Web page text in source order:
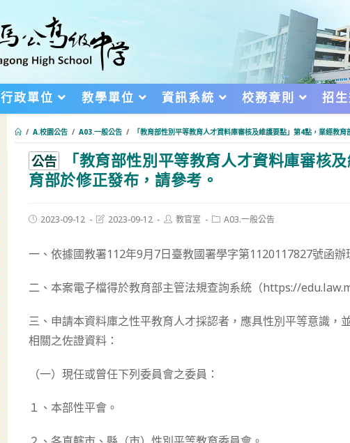
行政單位 教學單位 資訊系統 校務章則 招
/ A.校園公告 / A03.一般公告 / 「教育部性別平等教育人才資料庫審核及維護要點」第4點，業經教育
公告
「教育部性別平等教育人才資料庫審核
育部於修正發布，請參考。
Post2023-09-12
Post2023-09-12
Post教官室
PostA03.一般公告
一、依據國教署112年9月7日臺教國署學字第1120117827號函辦
二、本案電子檔得於教育部主管法規查詢系統（https://
三、申請本資料庫之性平教育人才採認者，應具性別平等意識，
相關之佐證資料：
（一）現任或曾任下列委員會之委員：
１、本部性平會。